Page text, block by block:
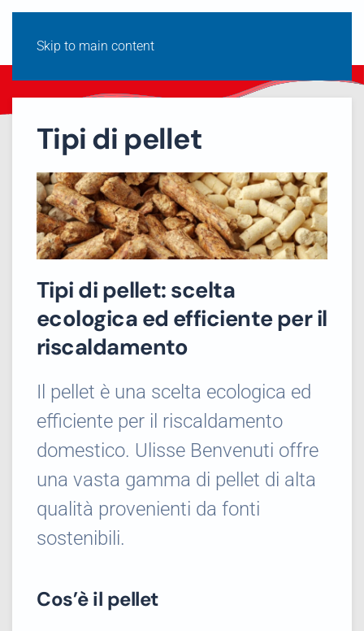
Skip to main content
Tipi di pellet
Tipi di pellet: scelta
ecologica ed efficiente per il
riscaldamento
Il pellet è una scelta ecologica ed
efficiente per il riscaldamento
domestico. Ulisse Benvenuti offre
una vasta gamma di pellet di alta
qualità provenienti da fonti
sostenibili.
Cos’è il pellet